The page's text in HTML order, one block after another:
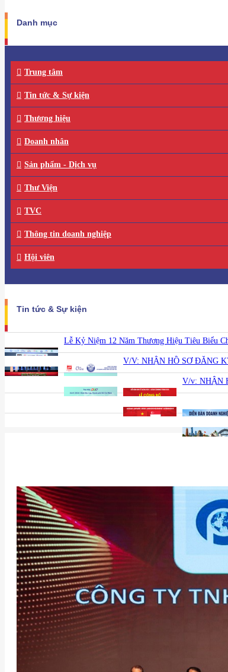
Danh mục
Trung tâm
Tin tức & Sự kiện
Thương hiệu
Doanh nhân
Sản phẩm - Dịch vụ
Thư Viện
TVC
Thông tin doanh nghiệp
Hội viên
Tin tức & Sự kiện
Lễ Kỷ Niệm 12 Năm Thương Hiệu Tiêu Biểu
V/V: NHẬN HỒ SƠ ĐĂNG
V/v: NHẬN